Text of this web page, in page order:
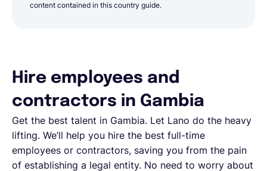
content contained in this country guide.
Hire employees and
contractors in Gambia
Get the best talent in Gambia. Let Lano do the heavy
lifting. We’ll help you hire the best full-time
employees or contractors, saving you from the pain
of establishing a legal entity. No need to worry about